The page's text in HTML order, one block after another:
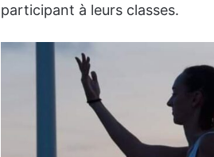
participant à leurs classes.